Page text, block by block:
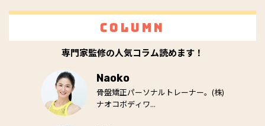
Column
専門家監修の人気コラム読めます！
Naoko
骨盤矯正パーソナルトレーナー。(株)
ナオコボディワ...